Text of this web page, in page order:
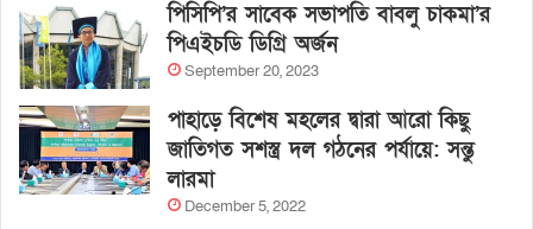
পিসিপি’র সাবেক সভাপতি বাবলু চাকমা’র
পিএইচডি ডিগ্রি অর্জন
September 20, 2023
পাহাড়ে বিশেষ মহলের দ্বারা আরো কিছু
জাতিগত সশস্ত্র দল গঠনের পর্যায়ে: সন্তু
লারমা
December 5, 2022